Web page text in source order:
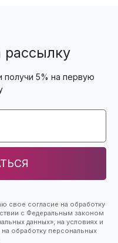
получи 5% на первую
свое согласие на обработку
с Федеральным законом
данных», на условиях и
обработку персональных